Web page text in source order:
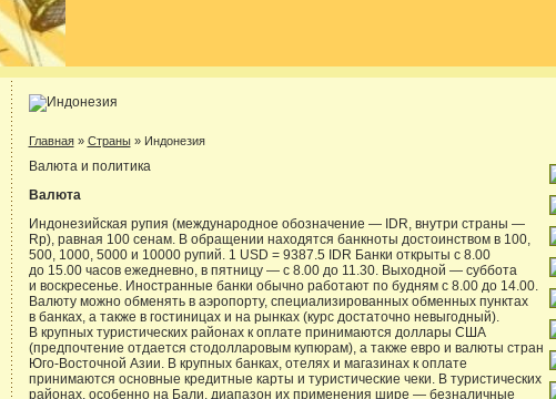
Главная» Страны» Индонезия
Валюта и политика
Валюта
Индонезийская рупия (международное обозначение — IDR, внутри страны —
Rp), равная 100 сенам. В обращении находятся банкноты достоинством в 100,
500, 1000, 5000 и 10000 рупий. 1 USD = 9387.5 IDR Банки открыты с 8.00
до 15.00 часов ежедневно, в пятницу — с 8.00 до 11.30. Выходной — суббота
и воскресенье. Иностранные банки обычно работают по будням с 8.00 до 14.00.
Валюту можно обменять в аэропорту, специализированных обменных пунктах
в банках, а также в гостиницах и на рынках (курс достаточно невыгодный).
В крупных туристических районах к оплате принимаются доллары США
(предпочтение отдается стодолларовым купюрам), а также евро и валюты стран
Юго-Восточной Азии. В крупных банках, отелях и магазинах к оплате
принимаются основные кредитные карты и туристические чеки. В туристических
районах, особенно на Бали, диапазон их применения шире — безналичные